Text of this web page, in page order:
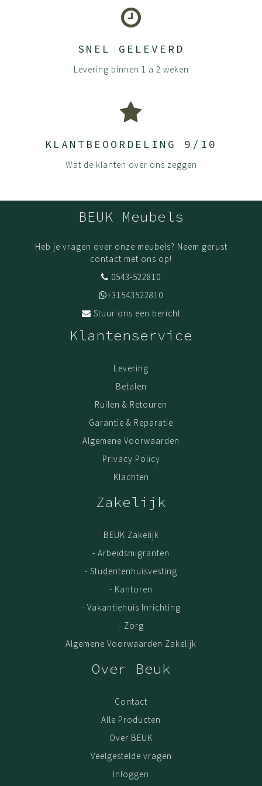
ISO 26000 – MVO -richtlijnen
ILO -arbeids- en sociale standaarden
SNEL GELEVERD
Levering binnen 1 a 2 weken
KLANTBEOORDELING 9/10
Wat de klanten over ons zeggen
BEUK Meubels
Heb je vragen over onze meubels? Neem gerust
contact met ons op!
0543-522810
+31543522810
Stuur ons een bericht
Klantenservice
Levering
Betalen
Ruilen & Retouren
Garantie & Reparatie
Algemene Voorwaarden
Privacy Policy
Klachten
Zakelijk
BEUK Zakelijk
- Arbeidsmigranten
- Studentenhuisvesting
- Kantoren
- Vakantiehuis Inrichting
- Zorg
Algemene Voorwaarden Zakelijk
Over Beuk
Contact
Alle Producten
Over BEUK
Veelgestelde vragen
Inloggen